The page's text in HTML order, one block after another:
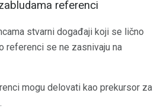
referenci
stvarni događaji koji se lično
referenci se ne zasnivaju na
mogu delovati kao prekursor za